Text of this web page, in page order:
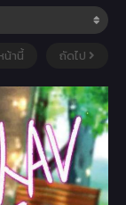
น้านี้ ถัดไป